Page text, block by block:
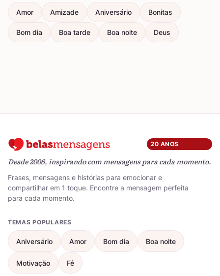
Amor Amizade Aniversário Bonitas
Bom dia Boa tarde Boa noite Deus
20 ANOS
Desde 2006, inspirando com mensagens para cada momento.
Frases, mensagens e histórias para emocionar e
compartilhar em 1 toque. Encontre a mensagem perfeita
para cada momento.
TEMAS POPULARES
Aniversário Amor Bom dia Boa noite
Motivação Fé